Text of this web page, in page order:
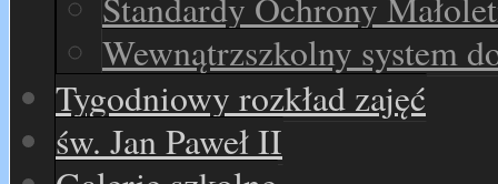
Wewnątrzszkolny system
Tygodniowy rozkład zajęć
św. Jan Paweł II